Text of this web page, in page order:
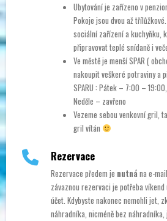
Ubytování je zařízeno v
Pokoje jsou dvou až
sociální zařízení a kuchyňku,
připravovat teplé snídaně i
Ve městě je menší SPAR (
nakoupit veškeré potraviny a
SPARU : Pátek – 7:00 –
Neděle – zavřeno
Vezeme sebou venkovní gril,
gril vítán
Rezervace
Rezervace předem je nutná na e-
závaznou rezervaci je potřeba
účet. Kdybyste nakonec nemohli jet,
náhradníka, nicméně bez